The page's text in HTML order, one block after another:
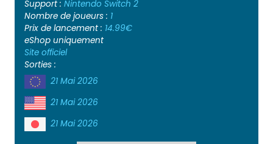
Support : Nintendo Switch 2
Nombre de joueurs : 1
Prix de lancement : 14.99€
eShop uniquement
Site officiel
Sorties :
21 Mai 2026
21 Mai 2026
21 Mai 2026